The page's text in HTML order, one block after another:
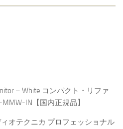
– White コンパクト・リファ
IN【国内正規品】
ィオテクニカ プロフェッショナル